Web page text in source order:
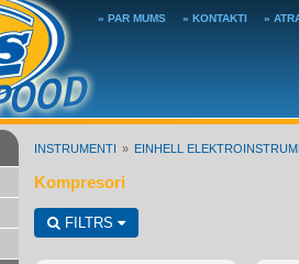
» PAR MUMS » KONTAKTI »
INSTRUMENTI EINHELL
Kompresori
FILTRS